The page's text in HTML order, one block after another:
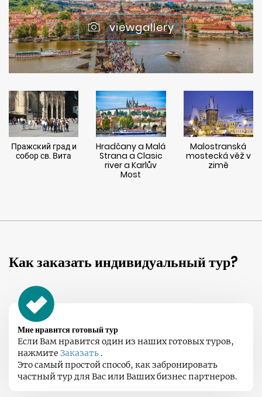
viewgallery
Пражский град и
собор св. Вита
Hradčany a Malá
Strana a Clasic
river a Karlův
Most
Malostranská
mostecká věž v
zimě
Как заказать индивидуальный тур?
Мне нравится готовый тур
Если Вам нравится один из наших готовых туров,
нажмите Заказать .
Это самый простой способ, как забронировать
частный тур для Вас или Ваших бизнес партнеров.